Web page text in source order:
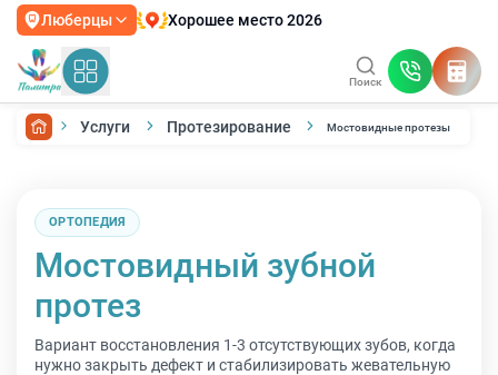
Люберцы Хорошее место 2026
Поиск
Услуги Протезирование Мостовидные протезы
ОРТОПЕДИЯ
Мостовидный зубной
протез
Вариант восстановления 1-3 отсутствующих зубов, когда
нужно закрыть дефект и стабилизировать жевательную